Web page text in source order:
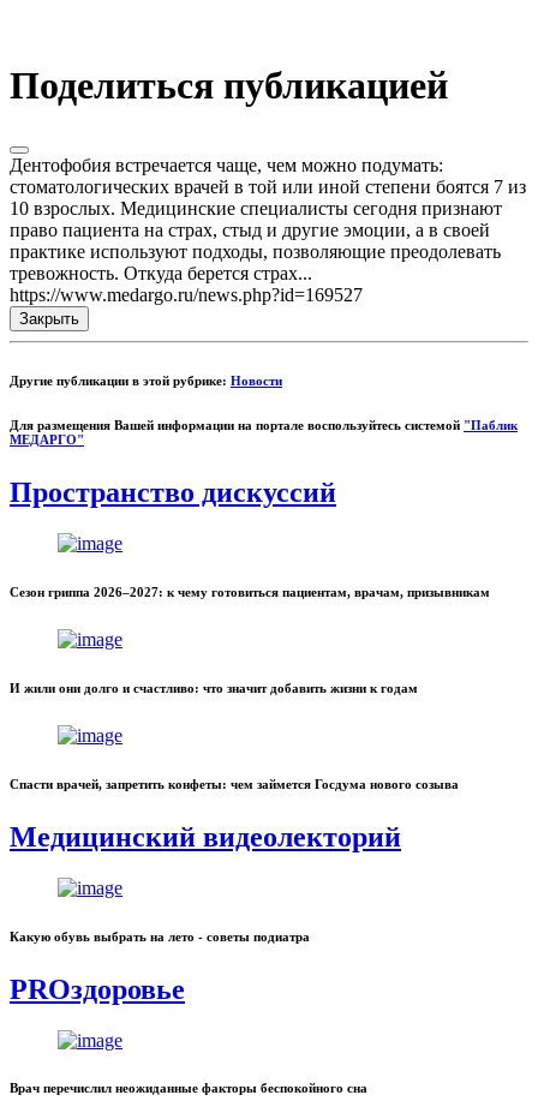
Поделиться публикацией
Дентофобия встречается чаще, чем можно подумать:
стоматологических врачей в той или иной степени боятся 7 из
10 взрослых. Медицинские специалисты сегодня признают
право пациента на страх, стыд и другие эмоции, а в своей
практике используют подходы, позволяющие преодолевать
тревожность. Откуда берется страх...
https://www.medargo.ru/news.php?id=169527
Закрыть
Другие публикации в этой рубрике: Новости
Для размещения Вашей информации на портале воспользуйтесь системой "Паблик
МЕДАРГО"
Пространство дискуссий
Сезон гриппа 2026–2027: к чему готовиться пациентам, врачам, призывникам
И жили они долго и счастливо: что значит добавить жизни к годам
Спасти врачей, запретить конфеты: чем займется Госдума нового созыва
Медицинский видеолекторий
Какую обувь выбрать на лето - советы подиатра
PROздоровье
Врач перечислил неожиданные факторы беспокойного сна